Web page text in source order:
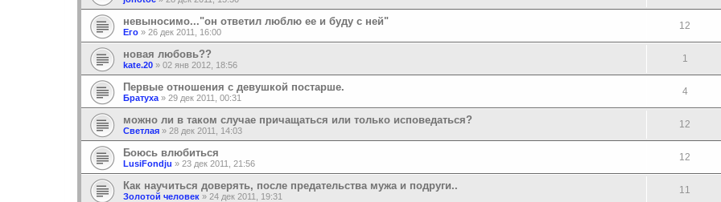
невыносимо..."он ответил люблю ее и буду с ней"
Его » 26 дек 2011, 16:00
12
новая любовь??
kate.20 » 02 янв 2012, 18:56
1
Первые отношения с девушкой постарше.
Братуха » 29 дек 2011, 00:31
4
можно ли в таком случае причащаться или только исповедаться?
Светлая » 28 дек 2011, 14:03
12
Боюсь влюбиться
LusiFondju » 23 дек 2011, 21:56
12
Как научиться доверять, после предательства мужа и подруги..
Золотой человек » 24 дек 2011, 19:31
11